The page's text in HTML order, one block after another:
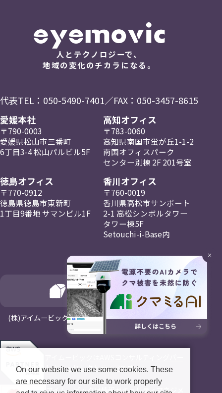
人とテクノロジーで、
地域の変化のチカラになる。
代表TEL： 050-5490-7401／FAX：050-3457-8615
愛媛本社
〒790-0003
愛媛県松山市三番町
6丁目3-4松山パルビル5F
高知オフィス
〒783-0060
高知県南国市蛍が丘1-1-2
南国オフィスパーク
センター別棟 2F201号室
徳島オフィス
〒770-0912
徳島県徳島市東新町
1丁目9番地サマンビル1F
香川オフィス
〒760-0019
香川県高松市サンポート
2-1 高松シンボルタワー
タワー棟5F
Setouchi-i-Base内
(⁨⁩株)アイムービックはNagayaホールディングスの一員です
トナー・セレクトティアです。
アイムービックは情報セキュリティマネジメ
×
On our website we use some cookies. These
are necessary for our site to work properly